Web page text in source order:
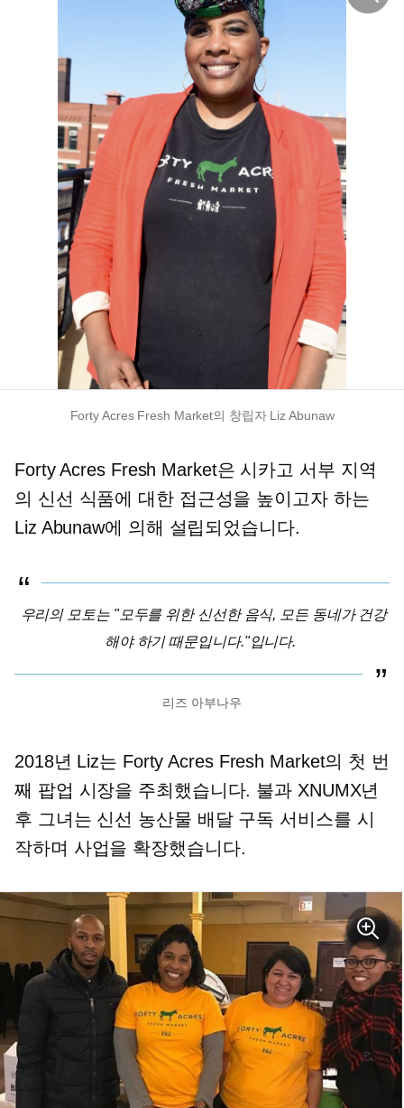
Forty Acres Fresh Market의 창립자 Liz Abunaw
Forty Acres Fresh Market은 시카고 서부 지역
의 신선 식품에 대한 접근성을 높이고자 하는
Liz Abunaw에 의해 설립되었습니다.
우리의 모토는 "모두를 위한 신선한 음식, 모든 동네가 건강
해야 하기 때문입니다."입니다.
리즈 아부나우
2018년 Liz는 Forty Acres Fresh Market의 첫 번
째 팝업 시장을 주최했습니다. 불과 XNUMX년
후 그녀는 신선 농산물 배달 구독 서비스를 시
작하며 사업을 확장했습니다.